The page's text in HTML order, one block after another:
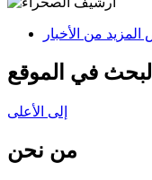
البحث في الموقع
إلى الأعلى
من نحن